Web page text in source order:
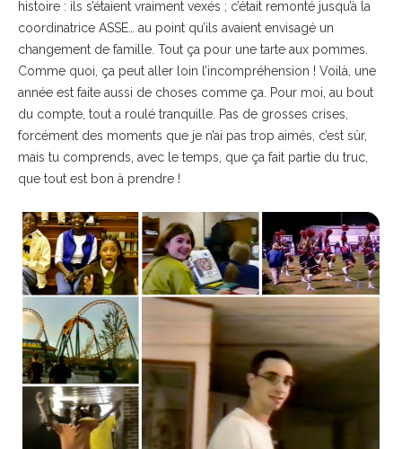
histoire : ils s’étaient vraiment vexés ; c’était remonté jusqu’à la
coordinatrice ASSE… au point qu’ils avaient envisagé un
changement de famille. Tout ça pour une tarte aux pommes.
Comme quoi, ça peut aller loin l’incompréhension ! Voilà, une
année est faite aussi de choses comme ça. Pour moi, au bout
du compte, tout a roulé tranquille. Pas de grosses crises,
forcément des moments que je n’ai pas trop aimés, c’est sûr,
mais tu comprends, avec le temps, que ça fait partie du truc,
que tout est bon à prendre !